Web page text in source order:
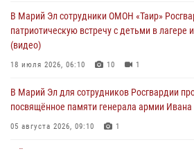
Центральная войсковая комендатура
образования 2 августа
02 августа 2026, 11:44
В Марий Эл сотрудники ОМОН «Таир»
патриотическую встречу с детьми в
(видео)
18 июля 2026, 06:10 10 1
В Марий Эл для сотрудников Росгвардии
посвящённое памяти генерала армии
05 августа 2026, 09:10 1